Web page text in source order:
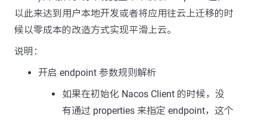
以此来达到用户本地开发或者将应用往云上迁移的时
候以零成本的改造方式实现平滑上云。
说明：
开启 endpoint 参数规则解析
如果在初始化 Nacos Client 的时候，没
有通过 properties 来指定 endpoint，这个